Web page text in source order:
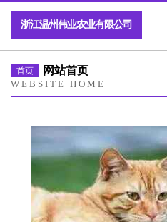
浙江温州伟业农业有限公司
首页 网站首页
WEBSITE HOME